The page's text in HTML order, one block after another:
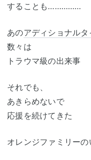
することも……………
あのアディショナルタ
数々は
トラウマ級の出来事
それでも、
あきらめないで
応援を続けてきた
オレンジファミリーの